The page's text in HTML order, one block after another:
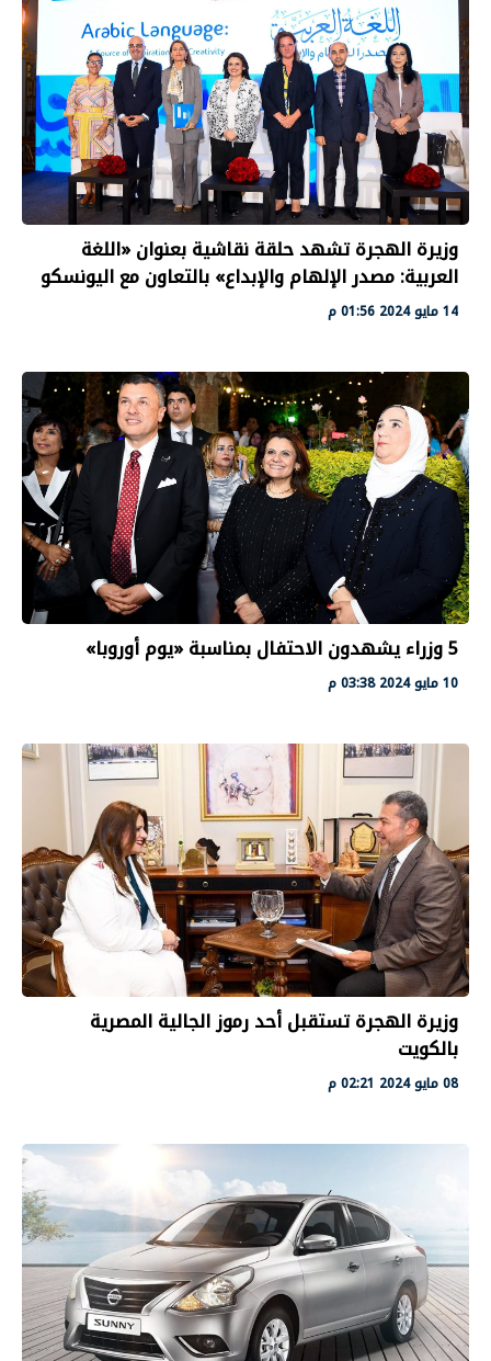
وزيرة الهجرة تشهد حلقة نقاشية بعنوان «اللغة
العربية: مصدر الإلهام والإبداع» بالتعاون مع اليونسكو
14 مايو 2024 01:56 م
5 وزراء يشهدون الاحتفال بمناسبة «يوم أوروبا»
10 مايو 2024 03:38 م
وزيرة الهجرة تستقبل أحد رموز الجالية المصرية
بالكويت
08 مايو 2024 02:21 م